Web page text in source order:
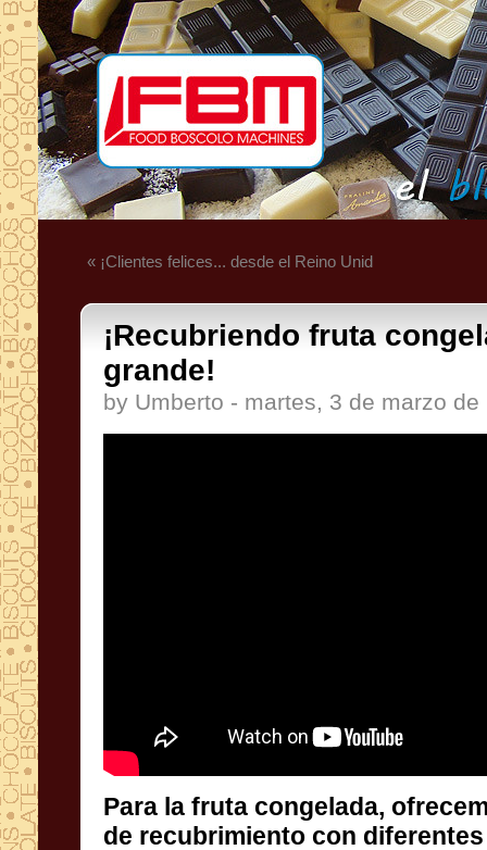
« ¡Clientes felices... desde el Reino Unid
¡Recubriendo fruta
grande!
by Umberto - martes, 3 de marzo de
Para la fruta congelada,
de recubrimiento con